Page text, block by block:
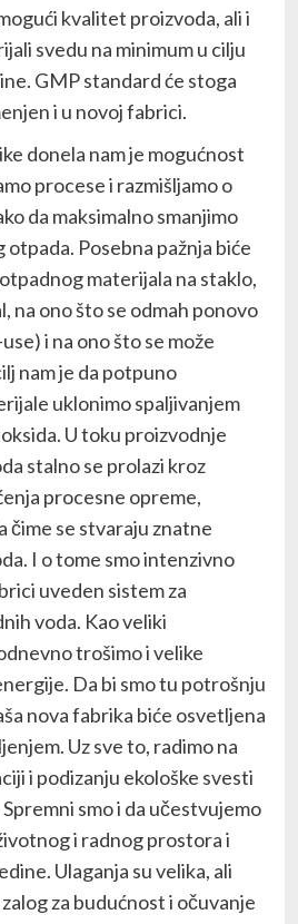
kvalitet proizvoda, ali i
svedu na minimum u cilju
GMP standard će stoga
i u novoj fabrici.
donela nam je mogućnost
procese i razmišljamo o
da maksimalno smanjimo
Posebna pažnja biće
materijala na staklo,
na ono što se odmah ponovo
i na ono što se može
nam je da potpuno
uklonimo spaljivanjem
U toku proizvodnje
stalno se prolazi kroz
procesne opreme,
čime se stvaraju znatne
I o tome smo intenzivno
uveden sistem za
voda. Kao veliki
trošimo i velike
Da bi smo tu potrošnju
nova fabrika biće osvetljena
Uz sve to, radimo na
i podizanju ekološke svesti
smo i da učestvujemo
i radnog prostora i
Ulaganja su velika, ali
za budućnost i očuvanje